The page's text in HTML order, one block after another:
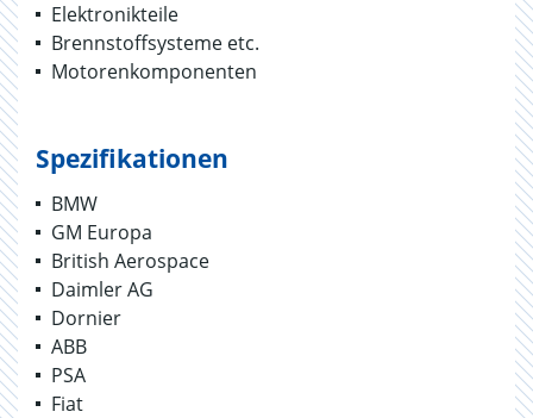
Elektronikteile
Brennstoffsysteme etc.
Motorenkomponenten
Spezifikationen
BMW
GM Europa
British Aerospace
Daimler AG
Dornier
ABB
PSA
Fiat